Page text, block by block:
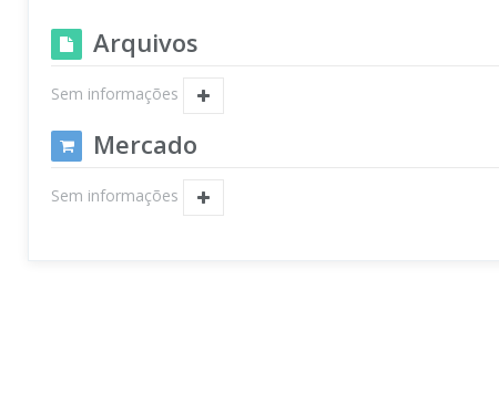
Arquivos
Sem informações
Mercado
Sem informações